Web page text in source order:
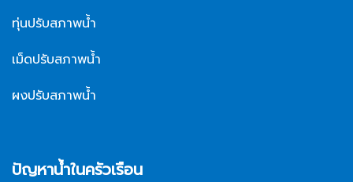
ทุ่นปรับสภาพน้ำ
เม็ดปรับสภาพน้ำ
ผงปรับสภาพน้ำ
ปัญหาน้ำในครัวเรือน